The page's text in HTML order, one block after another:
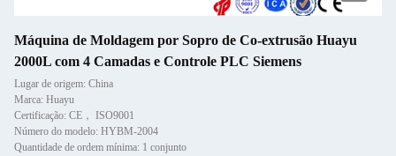
Máquina de Moldagem por Sopro de Co-extrusão Huayu
2000L com 4 Camadas e Controle PLC Siemens
Lugar de origem: China
Marca: Huayu
Certificação: CE， ISO9001
Número do modelo: HYBM-2004
Quantidade de ordem mínima: 1 conjunto